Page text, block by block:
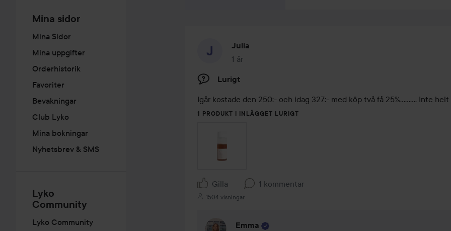
Mina sidor
Mina Sidor
Mina uppgifter
Orderhistorik
Favoriter
Bevakningar
Club Lyko
Mina bokningar
Nyhetsbrev & SMS
Lyko
Community
Lyko Community
Julia
1 år
Inlägget skapades 1 år
Lurigt
Igår kostade den 250:- och idag 327:- med köp två få 25%………. Inte helt
1 PRODUKT I INLÄGGET LURIGT
Gilla 1 kommentar
1504 visningar
Emma